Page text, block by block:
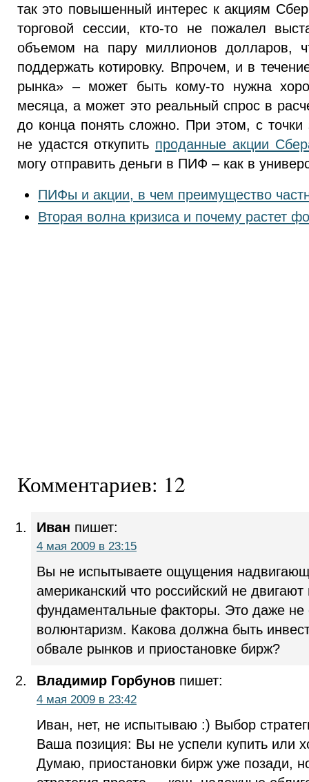
так это повышенный интерес к акциям
торговой сессии, кто-то не пожалел
объемом на пару миллионов долларов,
поддержать котировку. Впрочем, и в
рынка» – может быть кому-то нужна
месяца, а может это реальный спрос в
до конца понять сложно. При этом, с точки
не удастся откупить проданные акции
могу отправить деньги в ПИФ – как в
ПИФы и акции, в чем преимущество
Вторая волна кризиса и почему растет
Комментариев: 12
Иван пишет:
4 мая 2009 в 23:15
Вы не испытываете ощущения
американский что российский не двигают
фундаментальные факторы. Это даже не
волюнтаризм. Какова должна быть
обвале рынков и приостановке бирж?
Владимир Горбунов пишет:
4 мая 2009 в 23:42
Иван, нет, не испытываю :) Выбор
Ваша позиция: Вы не успели купить или
Думаю, приостановки бирж уже позади,